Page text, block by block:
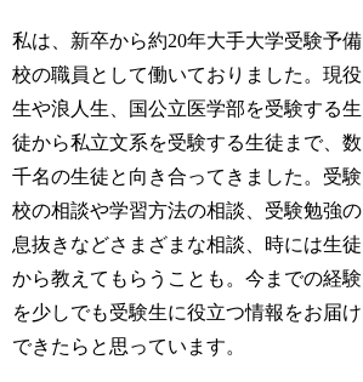
私は、新卒から約20年大手大学受験予備
校の職員として働いておりました。現役
生や浪人生、国公立医学部を受験する生
徒から私立文系を受験する生徒まで、数
千名の生徒と向き合ってきました。受験
校の相談や学習方法の相談、受験勉強の
息抜きなどさまざまな相談、時には生徒
から教えてもらうことも。今までの経験
を少しでも受験生に役立つ情報をお届け
できたらと思っています。